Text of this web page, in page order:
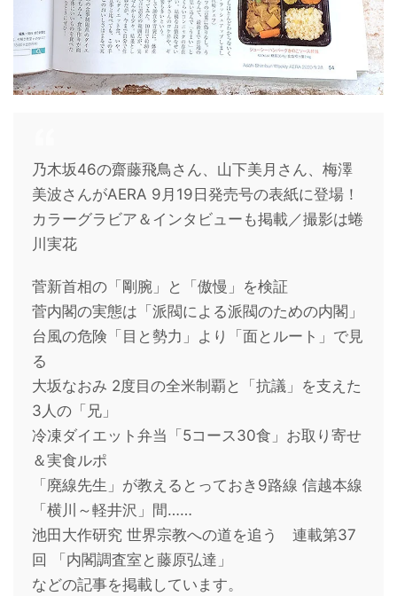
乃木坂46の齋藤飛鳥さん、山下美月さん、梅澤
美波さんがAERA 9月19日発売号の表紙に登場！
カラーグラビア＆インタビューも掲載／撮影は蜷
川実花
菅新首相の「剛腕」と「傲慢」を検証
菅内閣の実態は「派閥による派閥のための内閣」
台風の危険「目と勢力」より「面とルート」で見
る
大坂なおみ 2度目の全米制覇と「抗議」を支えた
3人の「兄」
冷凍ダイエット弁当「5コース30食」お取り寄せ
＆実食ルポ
「廃線先生」が教えるとっておき9路線 信越本線
「横川～軽井沢」間……
池田大作研究 世界宗教への道を追う 連載第37
回 「内閣調査室と藤原弘達」
などの記事を掲載しています。